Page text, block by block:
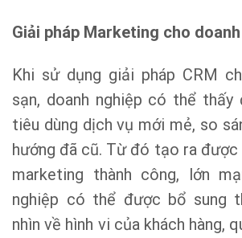
Giải pháp Marketing cho
Khi sử dụng giải pháp CRM
sạn, doanh nghiệp có thể thấy
tiêu dùng dịch vụ mới mẻ, so
hướng đã cũ. Từ đó tạo ra
marketing thành công, lớn
nghiệp có thể được bổ sung
nhìn về hình vi của khách hàng,